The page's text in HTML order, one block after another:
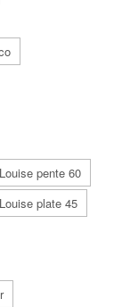
pente 60
plate 45